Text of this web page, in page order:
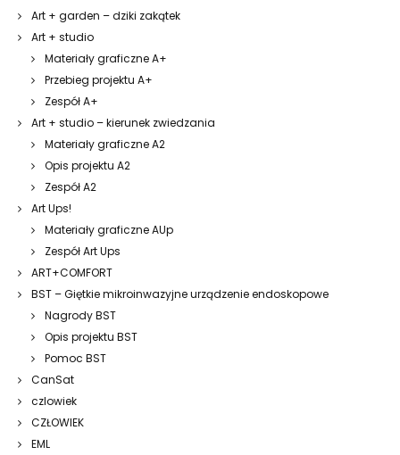
Art + garden – dziki zakątek
Art + studio
Materiały graficzne A+
Przebieg projektu A+
Zespół A+
Art + studio – kierunek zwiedzania
Materiały graficzne A2
Opis projektu A2
Zespół A2
Art Ups!
Materiały graficzne AUp
Zespół Art Ups
ART+COMFORT
BST – Giętkie mikroinwazyjne urządzenie endoskopowe
Nagrody BST
Opis projektu BST
Pomoc BST
CanSat
czlowiek
CZŁOWIEK
EML